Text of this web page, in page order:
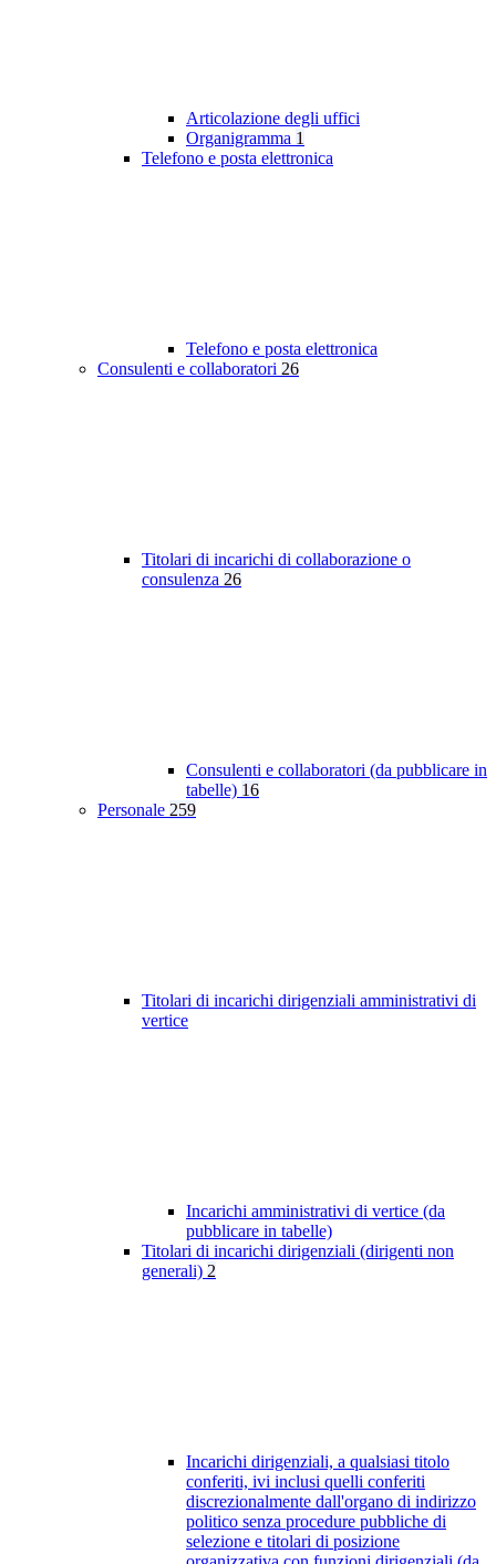
Articolazione degli uffici
Organigramma 1
Telefono e posta elettronica
Telefono e posta elettronica
Consulenti e collaboratori 26
Titolari di incarichi di collaborazione o
consulenza 26
Consulenti e collaboratori (da pubblicare in
tabelle) 16
Personale 259
Titolari di incarichi dirigenziali amministrativi di
vertice
Incarichi amministrativi di vertice (da
pubblicare in tabelle)
Titolari di incarichi dirigenziali (dirigenti non
generali) 2
Incarichi dirigenziali, a qualsiasi titolo
conferiti, ivi inclusi quelli conferiti
discrezionalmente dall'organo di indirizzo
politico senza procedure pubbliche di
selezione e titolari di posizione